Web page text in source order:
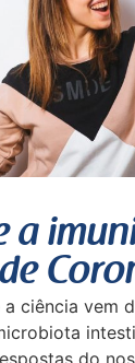
a
a ciência vem